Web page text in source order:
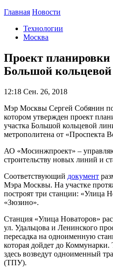
Главная Новости
Технологии
Москва
Проект планировки
Большой
12:18 Сен. 26, 2018
Мэр Москвы Сергей Собянин
котором утвержден проект
участка Большой кольцевой
метрополитена от «Проспекта
АО «Мосинжпроект» –
строительству новых линий и
Соответствующий документ
Мэра Москвы. На участке
построят три станции: «Улица
«Зюзино».
Станция «Улица Новаторов»
ул. Удальцова и Ленинского
пересадка на одноименную
которая дойдет до Коммунарки.
здесь возведут одноименный
(ТПУ).